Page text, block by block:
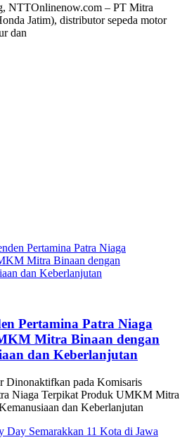
NTTOnlinenow.com – PT Mitra
Jatim), distributor sepeda motor
dan
Pertamina Patra Niaga
Mitra Binaan dengan
dan Keberlanjutan
Dinonaktifkan pada Komisaris
Niaga Terpikat Produk UMKM Mitra
dan Keberlanjutan